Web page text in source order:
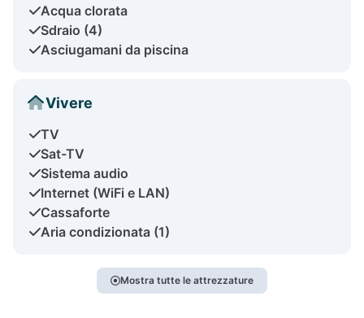
Acqua clorata
Sdraio (4)
Asciugamani da piscina
Vivere
TV
Sat-TV
Sistema audio
Internet (WiFi e LAN)
Cassaforte
Aria condizionata (1)
Mostra tutte le attrezzature